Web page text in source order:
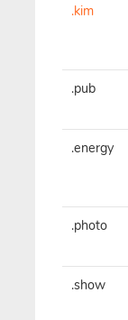
.kim
.pub
.energy
.photo
.show